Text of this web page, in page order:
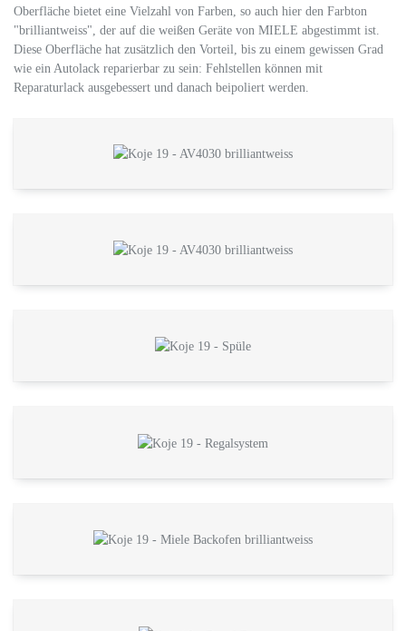
Oberfläche bietet eine Vielzahl von Farben, so auch hier den Farbton
"brilliantweiss", der auf die weißen Geräte von MIELE abgestimmt ist.
Diese Oberfläche hat zusätzlich den Vorteil, bis zu einem gewissen Grad
wie ein Autolack reparierbar zu sein: Fehlstellen können mit
Reparaturlack ausgebessert und danach beipoliert werden.